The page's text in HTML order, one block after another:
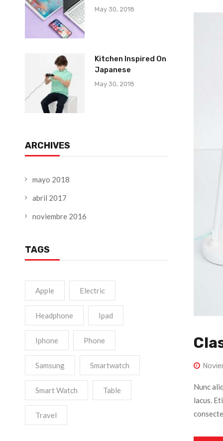
May 30, 2018
Kitchen Inspired On
Japanese
May 30, 2018
ARCHIVES
mayo 2018
abril 2017
noviembre 2016
TAGS
Apple Electric
Headphone Ipad
Iphone Phone
Samsung Smartwatch
Smart Watch Table
Travel
Nunc
lacus.